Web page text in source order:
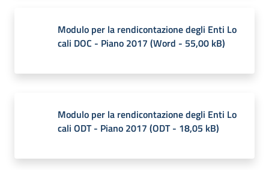
Modulo per la rendicontazione degli Enti Lo
cali DOC - Piano 2017 (Word - 55,00 kB)
Modulo per la rendicontazione degli Enti Lo
cali ODT - Piano 2017 (ODT- 18,05 kB)